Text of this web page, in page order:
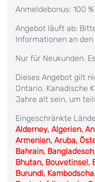
Anmeldebonus: 100
Angebot läuft ab:
Informationen an den
Nur für Neukunden.
Dieses Angebot gilt
Ontario. Kanadische
Jahre alt sein, um
Eingeschränkte
Alderney, Algerien,
Armenien, Aruba,
Bahrain,
Bhutan, Bouvetinsel,
Burundi,